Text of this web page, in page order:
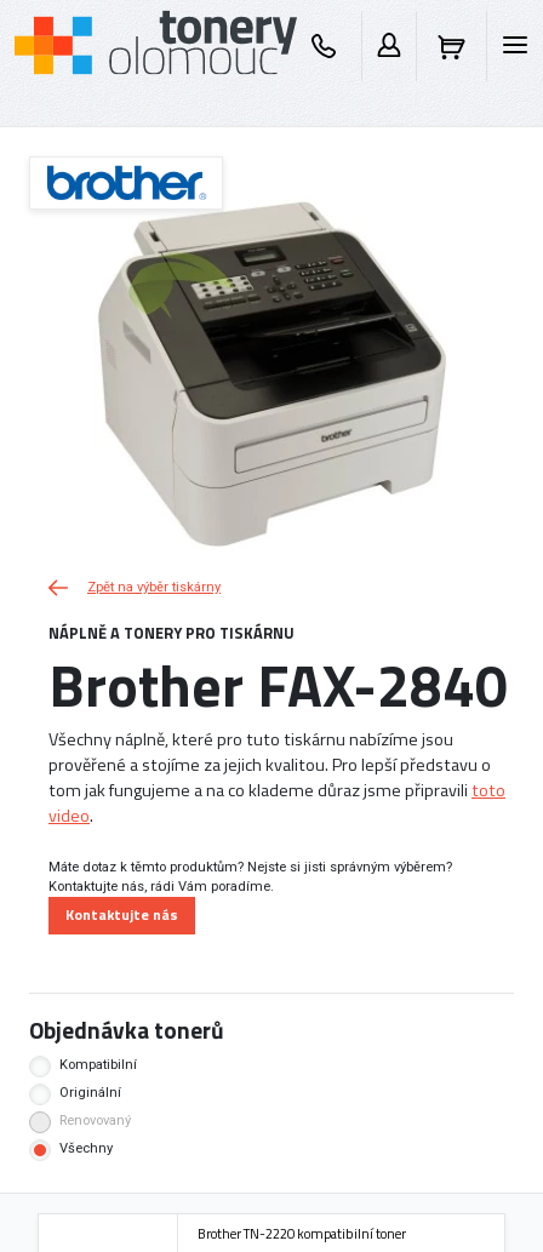
Zpět na výběr tiskárny
NÁPLNĚ A TONERY PRO TISKÁRNU
Brother FAX-2840
Všechny náplně, které pro tuto tiskárnu nabízíme jsou
prověřené a stojíme za jejich kvalitou. Pro lepší představu o
tom jak fungujeme a na co klademe důraz jsme připravilitoto
video.
Máte dotaz k těmto produktům? Nejste si jisti správným výběrem?
Kontaktujte nás, rádi Vám poradíme.
Kontaktujte nás
Objednávka tonerů
Kompatibilní
Originální
Renovovaný
Všechny
Brother TN-2220 kompatibilní toner